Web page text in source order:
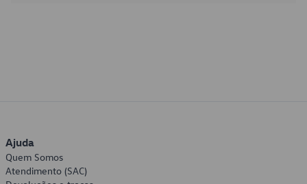
Ajuda
Quem Somos
Atendimento (SAC)